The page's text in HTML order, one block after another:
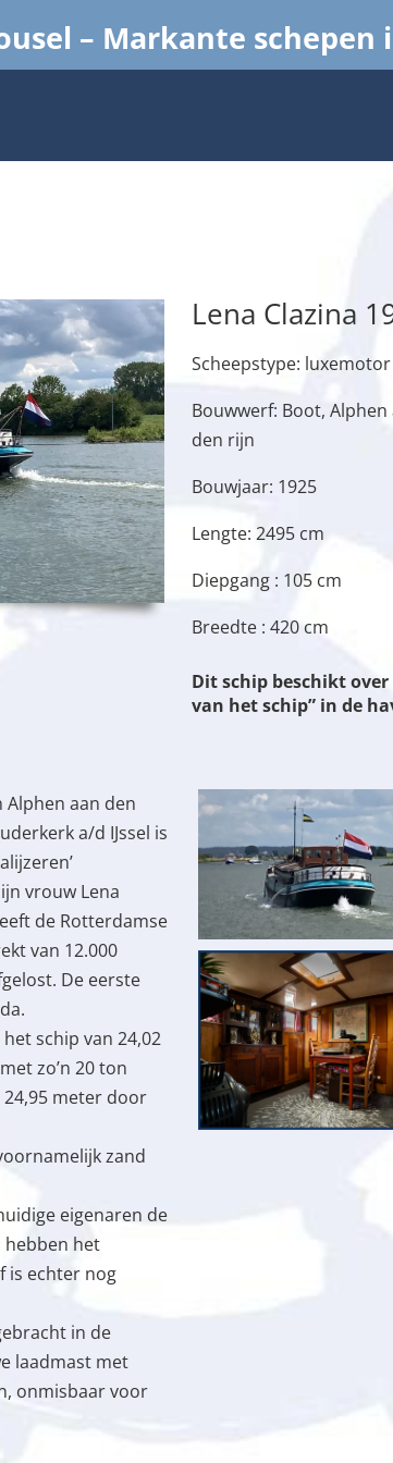
– Markante schepen
Lena Clazina
Scheepstype: luxemotor
Bouwwerf: Boot, Alphen
den rijn
Bouwjaar: 1925
Lengte: 2495 cm
Diepgang : 105 cm
Breedte : 420 cm
Dit schip beschikt
van het schip” in de
Alphen aan den
a/d IJssel is
vrouw Lena
de Rotterdamse
van 12.000
De eerste
schip van 24,02
zo’n 20 ton
meter door
zand
eigenaren de
hebben het
is echter nog
in de
laadmast met
onmisbaar voor